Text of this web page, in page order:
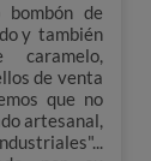
bombón de
y también
de venta
que no
artesanal,